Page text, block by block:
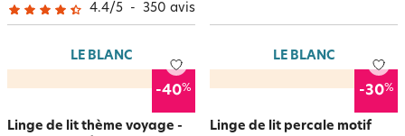
4.4/5 - 350 avis
LE BLANC
-40%
Linge de lit thème voyage -
LE BLANC
-30%
Linge de lit percale motif